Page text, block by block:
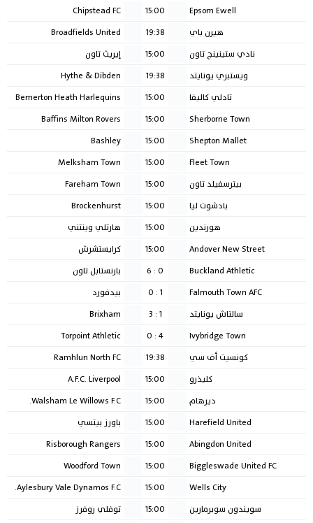
Epsom Ewell
15:00
Chipstead FC
هيرن باي
19:38
Broadfields United
نادي ستينينج تاون
15:00
إيريث تاون
ويستبري يونايتد
19:38
Hythe & Dibden
تادلي كاليفا
15:00
Bemerton Heath Harlequins
Sherborne Town
15:00
Baffins Milton Rovers
Shepton Mallet
15:00
Bashley
Fleet Town
15:00
Melksham Town
بيترسفيلد تاون
15:00
Fareham Town
بادشوت ليا
15:00
Brockenhurst
هورندين
15:00
هارتلي وينتني
Andover New Street
15:00
كرايستشرش
Buckland Athletic
0
:
6
بارنستابل تاون
Falmouth Town AFC
1
:
0
بيدفورد
سالتاش يونايتد
1
:
3
Brixham
Ivybridge Town
4
:
0
Torpoint Athletic
كونسيت أف سي
19:38
Ramhlun North FC
كليذرو
15:00
A.F.C. Liverpool
ديرهام
15:00
Walsham Le Willows F.C.
Harefield United
15:00
باورز بيتسي
Abingdon United
15:00
Risborough Rangers
Biggleswade United FC
15:00
Woodford Town
Wells City
15:00
Aylesbury Vale Dynamos F.C.
سويندون سوبرمارين
15:00
توفلي روفرز